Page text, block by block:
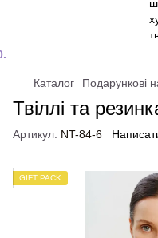
Каталог Подарункові
Твіллі та
Артикул: NT-84-6
GIFT PACK